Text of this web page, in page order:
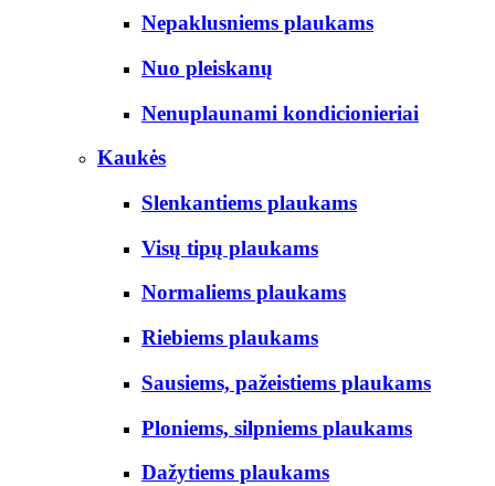
Nepaklusniems plaukams
Nuo pleiskanų
Nenuplaunami kondicionieriai
Kaukės
Slenkantiems plaukams
Visų tipų plaukams
Normaliems plaukams
Riebiems plaukams
Sausiems, pažeistiems plaukams
Ploniems, silpniems plaukams
Dažytiems plaukams